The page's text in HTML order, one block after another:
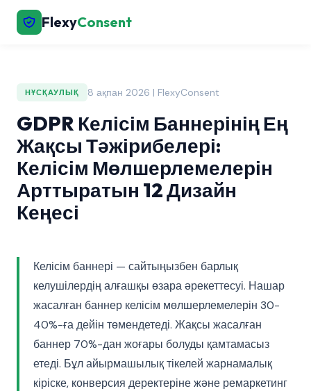
FlexyConsent
НҰСҚАУЛЫҚ 8 ақпан 2026 | FlexyConsent
GDPR Келісім Баннерінің Ең
Жақсы Тәжірибелері:
Келісім Мөлшерлемелерін
Арттыратын 12 Дизайн
Кеңесі
Келісім баннері — сайтыңызбен барлық
келушілердің алғашқы өзара әрекеттесуі. Нашар
жасалған баннер келісім мөлшерлемелерін 30-
40%-ға дейін төмендетеді. Жақсы жасалған
баннер 70%-дан жоғары болуды қамтамасыз
етеді. Бұл айырмашылық тікелей жарнамалық
кіріске, конверсия деректеріне және ремаркетинг